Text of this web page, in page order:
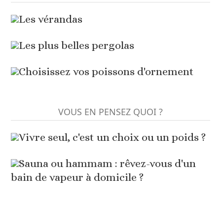
Les vérandas
Les plus belles pergolas
Choisissez vos poissons d'ornement
VOUS EN PENSEZ QUOI ?
Vivre seul, c'est un choix ou un poids ?
Sauna ou hammam : rêvez-vous d'un
bain de vapeur à domicile ?